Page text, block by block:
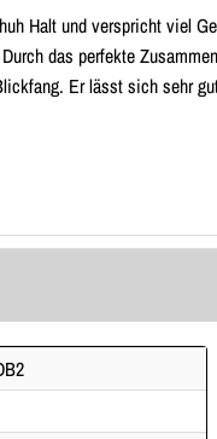
Halt und verspricht viel
das perfekte
Er lässt sich sehr